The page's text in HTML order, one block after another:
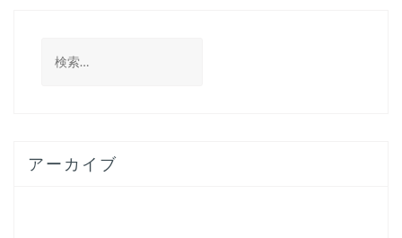
索:
アーカイブ